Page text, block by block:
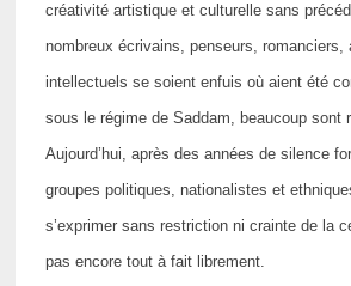
créativité artistique et culturelle sans
nombreux écrivains, penseurs, romanciers,
intellectuels se soient enfuis où aient été
sous le régime de Saddam, beaucoup sont
Aujourd’hui, après des années de silence
groupes politiques, nationalistes et
s’exprimer sans restriction ni crainte de la
pas encore tout à fait librement.